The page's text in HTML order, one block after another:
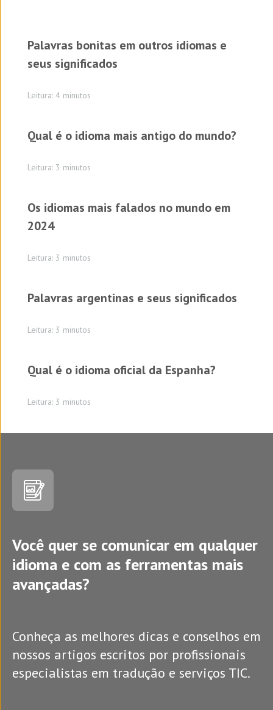
Palavras bonitas em outros idiomas e
seus significados
Leitura: 4 minutos
Qual é o idioma mais antigo do mundo?
Leitura: 3 minutos
Os idiomas mais falados no mundo em
2024
Leitura: 3 minutos
Palavras argentinas e seus significados
Leitura: 3 minutos
Qual é o idioma oficial da Espanha?
Leitura: 3 minutos
Você quer se comunicar em qualquer
idioma e com as ferramentas mais
avançadas?
Conheça as melhores dicas e conselhos em
nossos artigos escritos por profissionais
especialistas em tradução e serviços TIC.